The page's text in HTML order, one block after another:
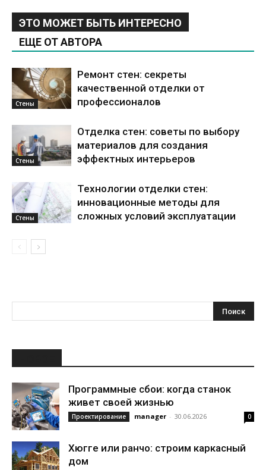
ЭТО МОЖЕТ БЫТЬ ИНТЕРЕСНО
ЕЩЕ ОТ АВТОРА
Стены
Ремонт стен: секреты
качественной отделки от
профессионалов
Стены
Отделка стен: советы по выбору
материалов для создания
эффектных интерьеров
Стены
Технологии отделки стен:
инновационные методы для
сложных условий эксплуатации
Программные сбои: когда станок
живет своей жизнью
Проектирование manager - 30.06.2026 0
Хюгге или ранчо: строим каркасный
дом